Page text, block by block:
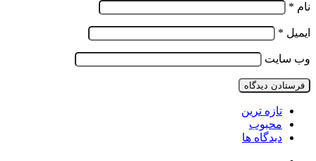
نام *
ایمیل *
وب‌ سایت
تازه ترین
محبوب
دیدگاه ها